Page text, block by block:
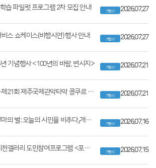
습 파일럿 프로그램 2차 모집 안내 new 2026.07.27
스 쇼케이스(비행시연) 행사 안내 new 2026.07.27
기념행사 <100년의 바람, 변시지> new 2026.07.21
제31회 제주국제관악제·제21회 제주국제관악타악 콩쿠르 행사 개최 new 2026.07.21
전국 순회 렉쳐콘서트「부마의 별: 오늘의 시민을 비추다」개최 안내 new 2026.07.16
[제주문화예술재단] 산지천갤러리 도민참여프로그램 <포토진 워크숍> new 2026.07.15